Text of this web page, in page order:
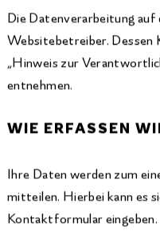
Die Datenverarbeitung
Websitebetreiber. Dessen
„Hinweis zur
entnehmen.
WIE ERFASSEN
Ihre Daten werden zum
mitteilen. Hierbei kann es
Kontaktformular eingeben.